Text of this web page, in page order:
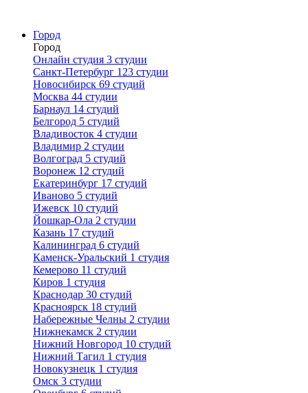
Город
Город
Онлайн студия 3 студии
Санкт-Петербург 123 студии
Новосибирск 69 студий
Москва 44 студии
Барнаул 14 студий
Белгород 5 студий
Владивосток 4 студии
Владимир 2 студии
Волгоград 5 студий
Воронеж 12 студий
Екатеринбург 17 студий
Иваново 5 студий
Ижевск 10 студий
Йошкар-Ола 2 студии
Казань 17 студий
Калининград 6 студий
Каменск-Уральский 1 студия
Кемерово 11 студий
Киров 1 студия
Краснодар 30 студий
Красноярск 18 студий
Набережные Челны 2 студии
Нижнекамск 2 студии
Нижний Новгород 10 студий
Нижний Тагил 1 студия
Новокузнецк 1 студия
Омск 3 студии